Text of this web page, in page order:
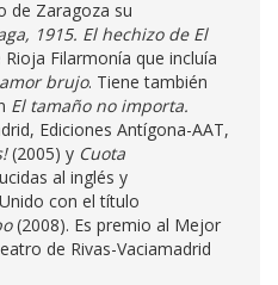
de Zaragoza su
1915. El hechizo de El
Filarmonía que incluía
brujo. Tiene también
El tamaño no importa.
Ediciones Antígona-AAT,
(2005) y Cuota
al inglés y
con el título
(2008). Es premio al Mejor
de Rivas-Vaciamadrid